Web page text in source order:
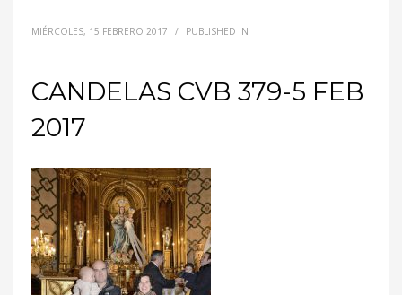
MIÉRCOLES, 15 FEBRERO 2017 / PUBLISHED IN
CANDELAS CVB 379-5 FEB
2017